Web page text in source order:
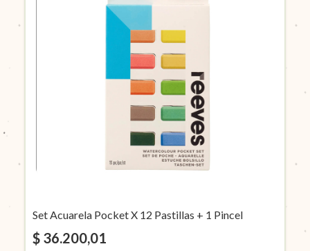
Set Acuarela Pocket X 12 Pastillas + 1 Pincel
$ 36.200,01